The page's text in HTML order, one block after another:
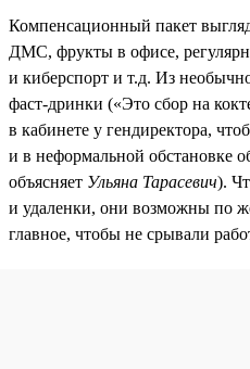
Компенсационный пакет
ДМС, фрукты в офисе,
и киберспорт и т.д. Из
фаст-дринки («Это сбор на
в кабинете у гендиректора,
и в неформальной обстановке
объясняет Ульяна Тарасевич).
и удаленки, они возможны по
главное, чтобы не срывали